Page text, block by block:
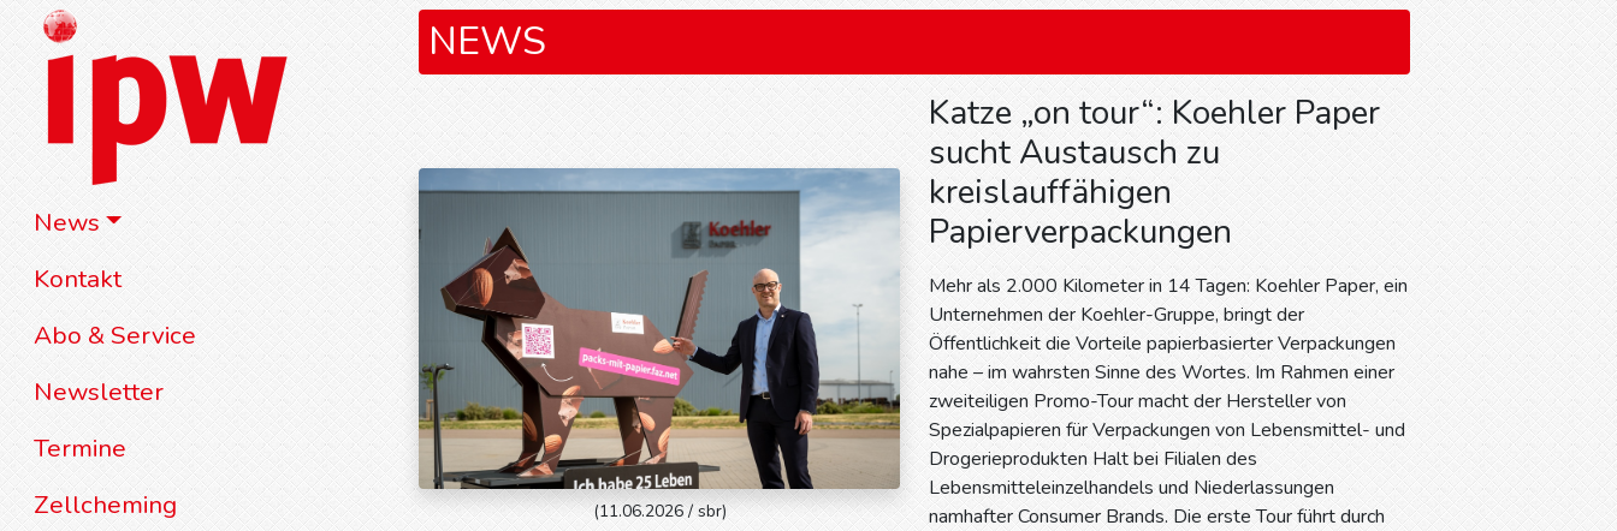
News
Kontakt
Abo & Service
Newsletter
Termine
Zellcheming
NEWS
(11.06.2026 / sbr)
Katze „on tour“: Koehler Paper
sucht Austausch zu
kreislauffähigen
Papierverpackungen
Mehr als 2.000 Kilometer in 14 Tagen: Koehler Paper, ein
Unternehmen der Koehler-Gruppe, bringt der
Öffentlichkeit die Vorteile papierbasierter Verpackungen
nahe – im wahrsten Sinne des Wortes. Im Rahmen einer
zweiteiligen Promo-Tour macht der Hersteller von
Spezialpapieren für Verpackungen von Lebensmittel- und
Drogerieprodukten Halt bei Filialen des
Lebensmitteleinzelhandels und Niederlassungen
namhafter Consumer Brands. Die erste Tour führt durch